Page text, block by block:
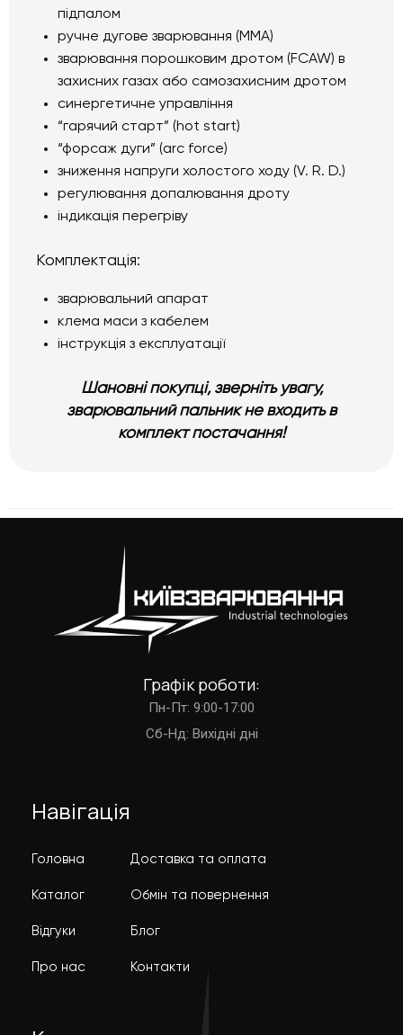
підпалом
ручне дугове зварювання (MMA)
зварювання порошковим дротом (FCAW) в
захисних газах або самозахисним дротом
синергетичне управління
“гарячий старт” (hot start)
“форсаж дуги” (arc force)
зниження напруги холостого ходу (V. R. D.)
регулювання допалювання дроту
індикація перегріву
Комплектація:
зварювальний апарат
клема маси з кабелем
інструкція з експлуатації
Шановні покупці, зверніть увагу,
зварювальний пальник не входить в
комплект постачання!
Графік роботи:
Пн-Пт: 9:00-17:00
Cб-Нд: Вихідні дні
Навігація
Головна
Каталог
Відгуки
Про нас
Доставка та оплата
Обмін та повернення
Блог
Контакти